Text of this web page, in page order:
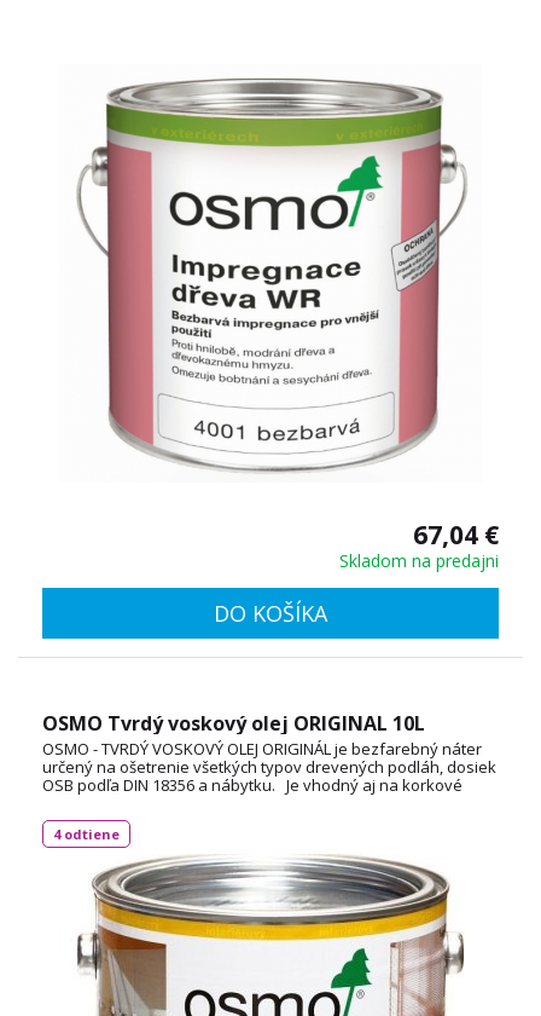
67,04 €
Skladom na predajni
DO KOŠÍKA
OSMO Tvrdý voskový olej ORIGINAL 10L
OSMO - TVRDÝ VOSKOVÝ OLEJ ORIGINÁL je bezfarebný náter
určený na ošetrenie všetkých typov drevených podláh, dosiek
OSB podľa DIN 18356 a nábytku. Je vhodný aj na korkové
dlaždice. Spotreba: 1L / 24 m² TECHNICKÝ LIST
4 odtiene